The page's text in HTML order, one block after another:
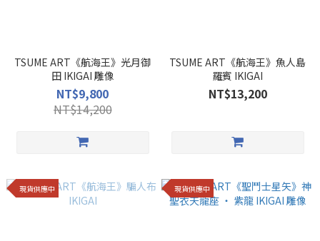
TSUME ART《航海王》光月御
田 IKIGAI 雕像
NT$9,800
NT$14,200
TSUME ART《航海王》魚人島
羅賓 IKIGAI
NT$13,200
現貨供應中 現貨供應中